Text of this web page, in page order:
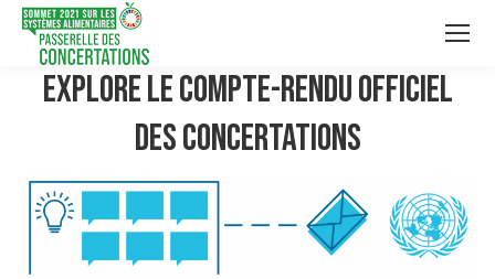
Explore le compte-rendu officiel
des Concertations